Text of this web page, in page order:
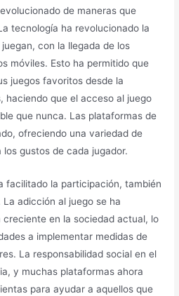
de maneras que
tecnología ha revolucionado la
con la llegada de los
móviles. Esto ha permitido que
juegos favoritos desde la
haciendo que el acceso al juego
que nunca. Las plataformas de
ofreciendo una variedad de
gustos de cada jugador.
facilitado la participación, también
adicción al juego se ha
en la sociedad actual, lo
a implementar medidas de
La responsabilidad social en el
y muchas plataformas ahora
para ayudar a aquellos que